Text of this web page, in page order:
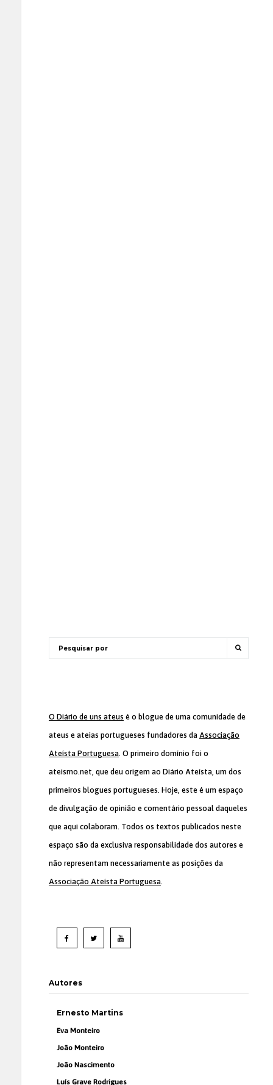
O Diário de uns ateus é o blogue de uma comunidade de
ateus e ateias portugueses fundadores da Associação
Ateísta Portuguesa. O primeiro domínio foi o
ateismo.net, que deu origem ao Diário Ateísta, um dos
primeiros blogues portugueses. Hoje, este é um espaço
de divulgação de opinião e comentário pessoal daqueles
que aqui colaboram. Todos os textos publicados neste
espaço são da exclusiva responsabilidade dos autores e
não representam necessariamente as posições da
Associação Ateísta Portuguesa.
Autores
Ernesto Martins
Eva Monteiro
João Monteiro
João Nascimento
Luís Grave Rodrigues